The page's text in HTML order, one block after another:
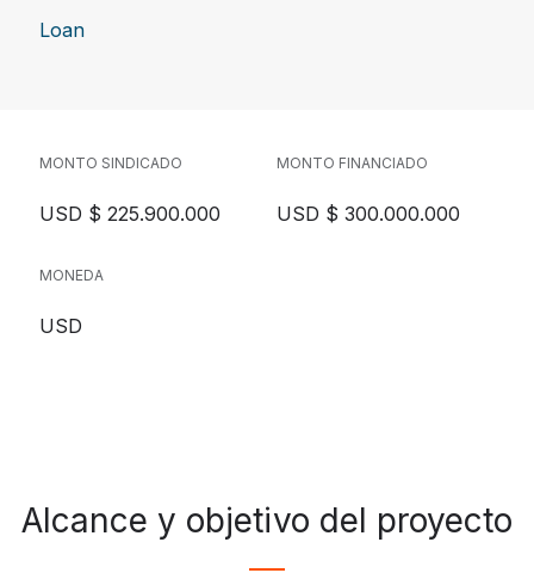
Loan
MONTO SINDICADO
USD $ 225.900.000
MONTO FINANCIADO
USD $ 300.000.000
MONEDA
USD
Alcance y objetivo del proyecto